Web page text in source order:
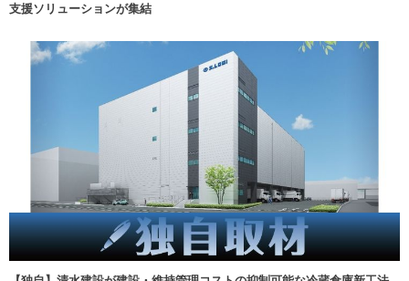
支援ソリューションが集結